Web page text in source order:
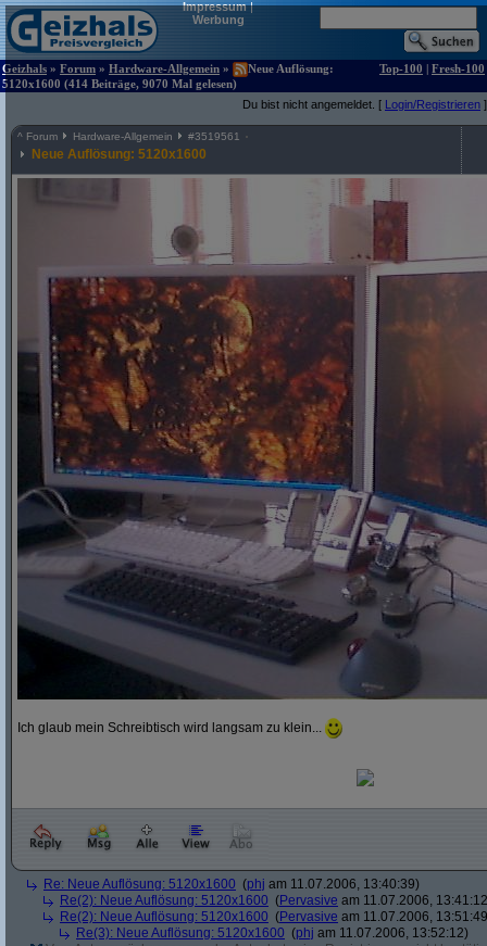
Impressum|
Werbung
Geizhals » Forum » Hardware-Allgemein »
Neue Auflösung:
5120x1600 (414 Beiträge, 9070 Mal gelesen)
Top-100 | Fresh-100
Du bist nicht angemeldet. [ Login/Registrieren ]
^ Forum Hardware-Allgemein #3519561
Neue Auflösung: 5120x1600
Ich glaub mein Schreibtisch wird langsam zu klein...
Re: Neue Auflösung: 5120x1600 (phj am 11.07.2006, 13:40:39)
Re(2): Neue Auflösung: 5120x1600 (Pervasive am 11.07.2006,
Re(2): Neue Auflösung: 5120x1600 (Pervasive am 11.07.2006,
Re(3): Neue Auflösung: 5120x1600 (phj am 11.07.2006, 13:52:12)